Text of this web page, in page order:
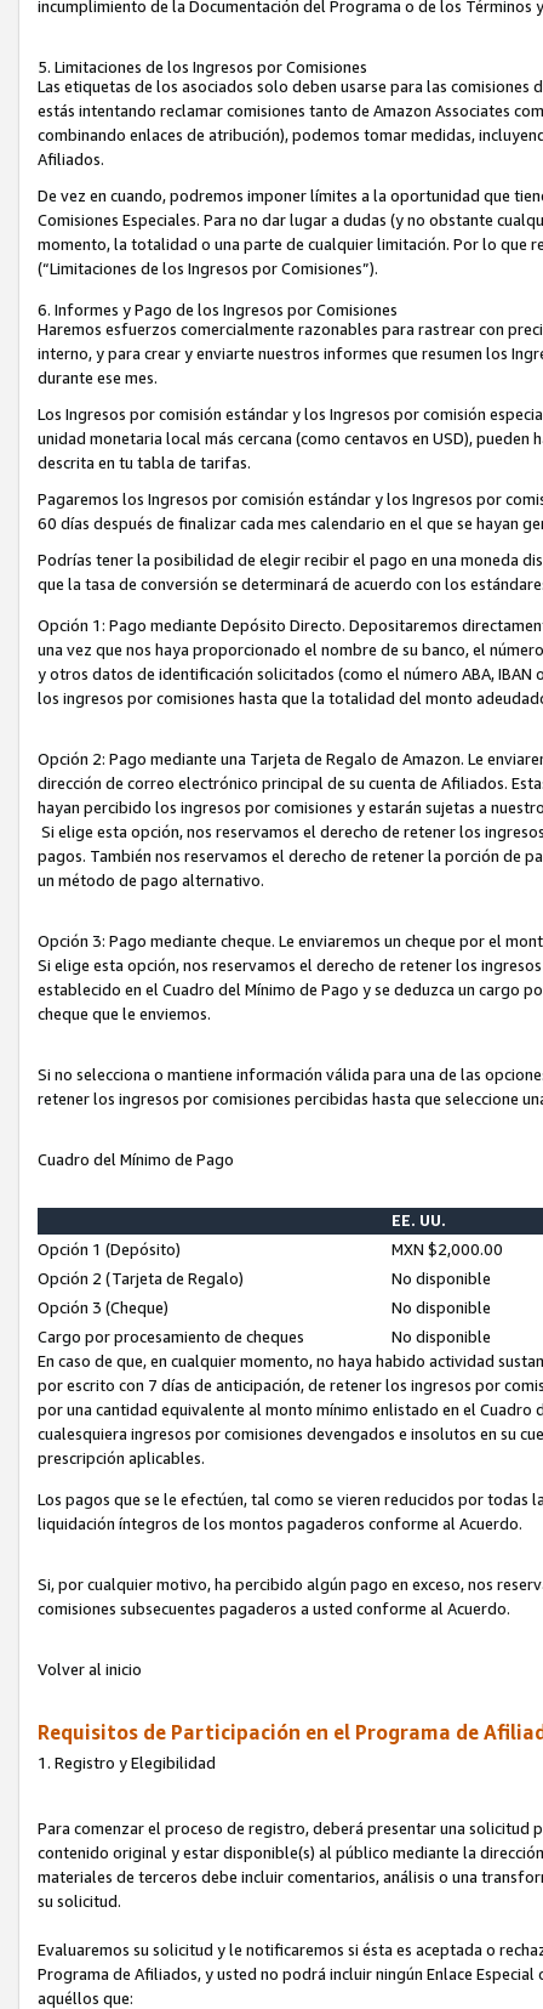
incumplimiento de la Documentación del Programa o de los Términos
5. Limitaciones de los Ingresos por Comisiones
Las etiquetas de los asociados solo deben usarse para las
estás intentando reclamar comisiones tanto de Amazon Associates
combinando enlaces de atribución), podemos tomar medidas,
Afiliados.
De vez en cuando, podremos imponer límites a la oportunidad que
Comisiones Especiales. Para no dar lugar a dudas (y no obstante
momento, la totalidad o una parte de cualquier limitación. Por lo que
(“Limitaciones de los Ingresos por Comisiones”).
6. Informes y Pago de los Ingresos por Comisiones
Haremos esfuerzos comercialmente razonables para rastrear con
interno, y para crear y enviarte nuestros informes que resumen los
durante ese mes.
Los Ingresos por comisión estándar y los Ingresos por comisión
unidad monetaria local más cercana (como centavos en USD),
descrita en tu tabla de tarifas.
Pagaremos los Ingresos por comisión estándar y los Ingresos por
60 días después de finalizar cada mes calendario en el que se hayan
Podrías tener la posibilidad de elegir recibir el pago en una moneda
que la tasa de conversión se determinará de acuerdo con los
Opción 1: Pago mediante Depósito Directo. Depositaremos
una vez que nos haya proporcionado el nombre de su banco, el
y otros datos de identificación solicitados (como el número ABA,
los ingresos por comisiones hasta que la totalidad del monto
Opción 2: Pago mediante una Tarjeta de Regalo de Amazon. Le
dirección de correo electrónico principal de su cuenta de Afiliados.
hayan percibido los ingresos por comisiones y estarán sujetas a
Si elige esta opción, nos reservamos el derecho de retener los
pagos. También nos reservamos el derecho de retener la porción de
un método de pago alternativo.
Opción 3: Pago mediante cheque. Le enviaremos un cheque por el
Si elige esta opción, nos reservamos el derecho de retener los
establecido en el Cuadro del Mínimo de Pago y se deduzca un cargo
cheque que le enviemos.
Si no selecciona o mantiene información válida para una de las
retener los ingresos por comisiones percibidas hasta que seleccione
Cuadro del Mínimo de Pago
EE. UU.
Opción 1 (Depósito)
MXN $2,000.00
Opción 2 (Tarjeta de Regalo)
No disponible
Opción 3 (Cheque)
No disponible
Cargo por procesamiento de cheques
No disponible
En caso de que, en cualquier momento, no haya habido actividad
por escrito con 7 días de anticipación, de retener los ingresos por
por una cantidad equivalente al monto mínimo enlistado en el
cualesquiera ingresos por comisiones devengados e insolutos en su
prescripción aplicables.
Los pagos que se le efectúen, tal como se vieren reducidos por todas
liquidación íntegros de los montos pagaderos conforme al Acuerdo.
Si, por cualquier motivo, ha percibido algún pago en exceso, nos
comisiones subsecuentes pagaderos a usted conforme al Acuerdo.
Volver al inicio
Requisitos de Participación en el Programa de
1. Registro y Elegibilidad
Para comenzar el proceso de registro, deberá presentar una solicitud
contenido original y estar disponible(s) al público mediante la
materiales de terceros debe incluir comentarios, análisis o una
su solicitud.
Evaluaremos su solicitud y le notificaremos si ésta es aceptada o
Programa de Afiliados, y usted no podrá incluir ningún Enlace
aquéllos que: